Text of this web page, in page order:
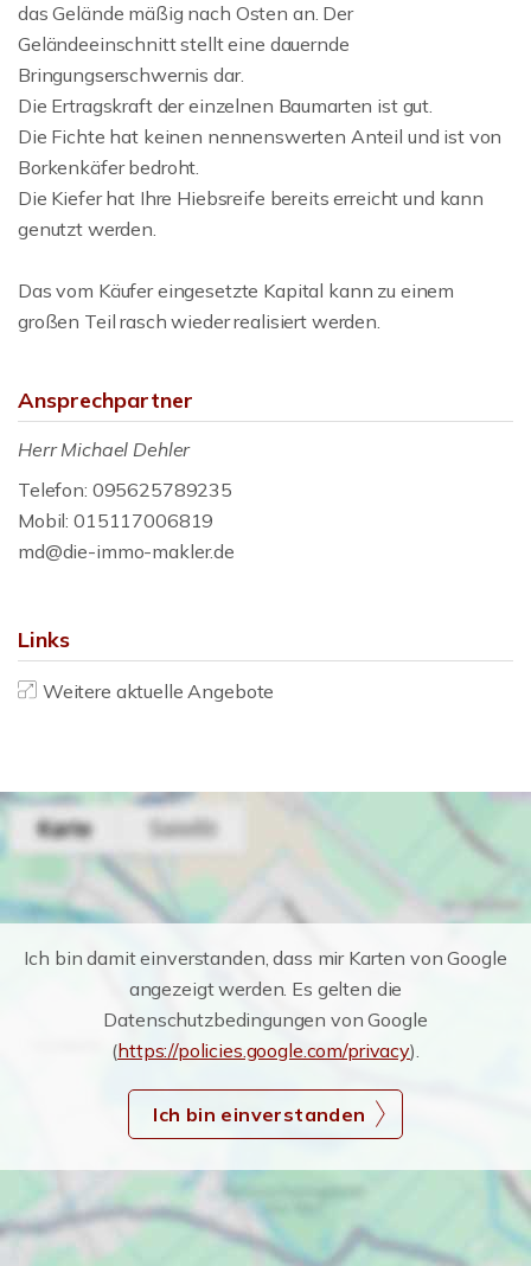
das Gelände mäßig nach Osten an. Der
Geländeeinschnitt stellt eine dauernde
Bringungserschwernis dar.
Die Ertragskraft der einzelnen Baumarten ist gut.
Die Fichte hat keinen nennenswerten Anteil und ist von
Borkenkäfer bedroht.
Die Kiefer hat Ihre Hiebsreife bereits erreicht und kann
genutzt werden.
Das vom Käufer eingesetzte Kapital kann zu einem
großen Teil rasch wieder realisiert werden.
Ansprechpartner
Herr Michael Dehler
Telefon: 095625789235
Mobil: 015117006819
md@die-immo-makler.de
Links
Weitere aktuelle Angebote
Ich bin damit einverstanden, dass mir Karten von Google
angezeigt werden. Es gelten die
Datenschutzbedingungen von Google
(https://policies.google.com/privacy).
Ich bin einverstanden